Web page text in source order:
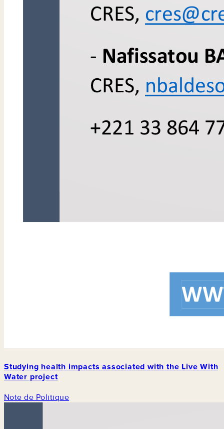
Studying health impacts associated with the Live With
Water project
Note de Politique